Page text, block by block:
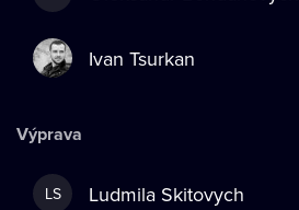
Ivan Tsurkan
Výprava
LS Ludmila Skitovych